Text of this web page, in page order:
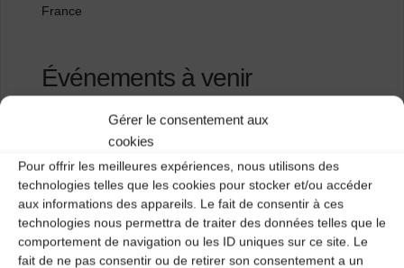
Gérer le consentement aux
cookies
Pour offrir les meilleures expériences, nous utilisons des
technologies telles que les cookies pour stocker et/ou accéder
aux informations des appareils. Le fait de consentir à ces
technologies nous permettra de traiter des données telles que le
comportement de navigation ou les ID uniques sur ce site. Le
fait de ne pas consentir ou de retirer son consentement a un
France
Événements à venir
Bal trad' d'Auvergne, du Velay et d'ailleurs
26/09/2026 - 21 h 00
Gite des Herbages
Salle des fêtes